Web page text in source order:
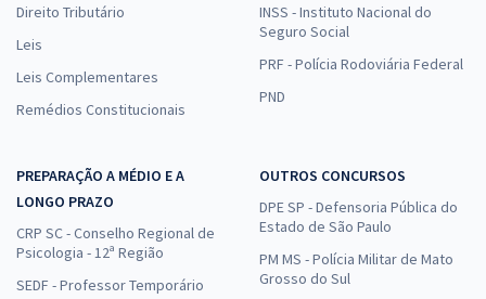
Direito Tributário
Leis
Leis Complementares
Remédios Constitucionais
INSS - Instituto Nacional do
Seguro Social
PRF - Polícia Rodoviária Federal
PND
PREPARAÇÃO A MÉDIO E A
LONGO PRAZO
CRP SC - Conselho Regional de
Psicologia - 12ª Região
SEDF - Professor Temporário
OUTROS CONCURSOS
DPE SP - Defensoria Pública do
Estado de São Paulo
PM MS - Polícia Militar de Mato
Grosso do Sul